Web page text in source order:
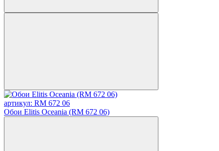
артикул: RM 672 06
Обои Elitis Oceania (RM 672 06)